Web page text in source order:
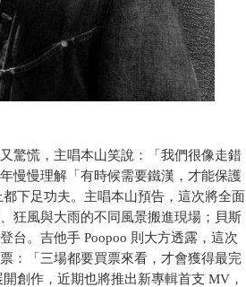
驚慌，主唱本山笑說：「我們很像走錯
慢慢理解「有時候需要鐵漢，才能保護
下足功夫。主唱本山預告，這次將全面
狂風與大雨的不同風景搬進現場；貝斯
台。吉他手 Poopoo 則大方透露，這次
：「三場都要買票來看，才會獲得最完
創作，近期也將推出新專輯首支 MV，